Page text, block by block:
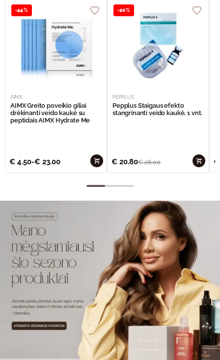
-44%
AIMX
AIMX Greito poveikio giliai
drėkinanti veido kaukė su
peptidais AIMX Hydrate Me
€ 4.50-€ 23.00
-20%
PEPPLUS
Pepplus Staigaus efekto
stangrinanti veido kaukė, 1 vnt.
€ 20.80€26.00 €